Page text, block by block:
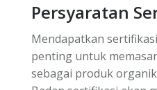
Persyaratan
Mendapatkan
penting untuk
sebagai produk